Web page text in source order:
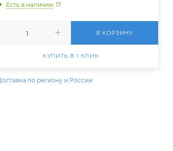
Есть в наличии: 17
В КОРЗИНУ
КУПИТЬ В 1 КЛИК
по региону и России